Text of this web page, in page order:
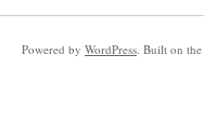
Powered by WordPress. Built on the